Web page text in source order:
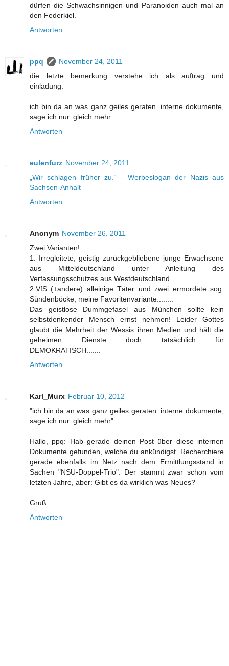
dürfen die Schwachsinnigen und Paranoiden auch mal an
den Federkiel.
Antworten
ppq
November 24, 2011
die letzte bemerkung verstehe ich als auftrag und
einladung.
ich bin da an was ganz geiles geraten. interne dokumente,
sage ich nur. gleich mehr
Antworten
eulenfurz November 24, 2011
„Wir schlagen früher zu.“ - Werbeslogan der Nazis aus
Sachsen-Anhalt
Antworten
Anonym November 26, 2011
Zwei Varianten!
1. Irregleitete, geistig zurückgebliebene junge Erwachsene
aus Mitteldeutschland unter Anleitung des
Verfassungsschutzes aus Westdeutschland
2.VfS (+andere) alleinige Täter und zwei ermordete sog.
Sündenböcke, meine Favoritenvariante........
Das geistlose Dummgefasel aus München sollte kein
selbstdenkender Mensch ernst nehmen! Leider Gottes
glaubt die Mehrheit der Wessis ihren Medien und hält die
geheimen Dienste doch tatsächlich für
DEMOKRATISCH.......
Antworten
Karl_Murx Februar 10, 2012
"ich bin da an was ganz geiles geraten. interne dokumente,
sage ich nur. gleich mehr"
Hallo, ppq: Hab gerade deinen Post über diese internen
Dokumente gefunden, welche du ankündigst. Recherchiere
gerade ebenfalls im Netz nach dem Ermittlungsstand in
Sachen "NSU-Doppel-Trio". Der stammt zwar schon vom
letzten Jahre, aber: Gibt es da wirklich was Neues?
Gruß
Antworten